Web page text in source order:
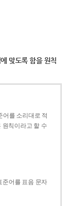
맞도록 함을 원칙
어를 소리대로 적
원칙이라고 할 수
준어를 표음 문자